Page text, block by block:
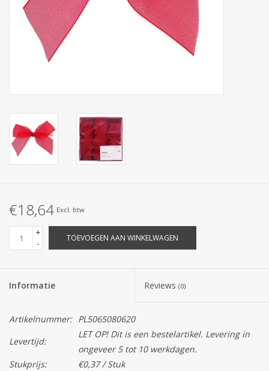
€18,64 Excl. btw
+
-
TOEVOEGEN AAN WINKELWAGEN
Informatie Reviews (0)
Artikelnummer: PL5065080620
Levertijd:
LET OP! Dit is een bestelartikel. Levering in
ongeveer 5 tot 10 werkdagen.
Stukprijs:
€0,37 / Stuk